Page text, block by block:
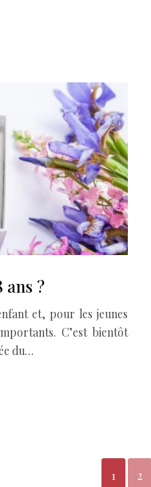
ans ?
et, pour les jeunes
C’est bientôt
du…
1 2